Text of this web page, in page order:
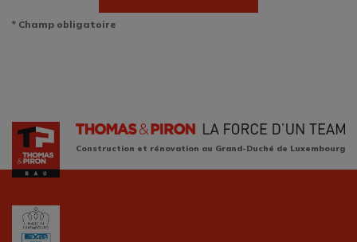
* Champ obligatoire
Construction et rénovation au Grand-Duché de Luxembourg